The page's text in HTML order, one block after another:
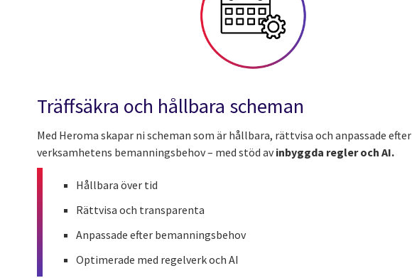
Träffsäkra och hållbara scheman
Med Heroma skapar ni scheman som är hållbara, rättvisa och anpassade efter
verksamhetens bemanningsbehov – med stöd avinbyggda regler och AI.
Hållbara över tid
Rättvisa och transparenta
Anpassade efter bemanningsbehov
Optimerade med regelverk och AI